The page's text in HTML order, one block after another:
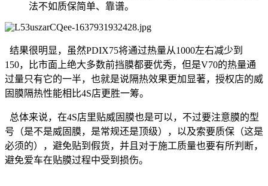
法不如质保简单、靠谱。
结果很明显，虽然PDIX75将通过热量从1000左右减少到
150，比市面上绝大多数前挡膜都要优秀，但是V70的热量通
过量只有它的一半，也就是说隔热效果更加显著，授权店的威
固膜隔热性能相比4S店更胜一筹。
总体来说，在4S店里贴威固膜也是可以，不过要注意膜的型
号（是不是威固膜，是常规还是顶级），以及索要质保（这是
必须的），避免贴到假货，并且对于施工质量也要有所判断，
避免爱车在贴膜过程中受到损伤。